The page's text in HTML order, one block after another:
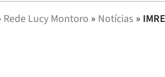
Rede Lucy Montoro » Notícias »